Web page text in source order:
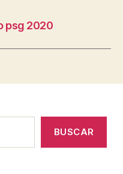
psg 2020
BUSCAR